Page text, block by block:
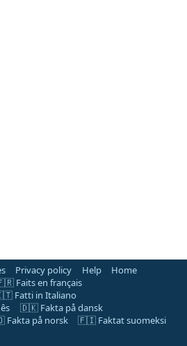
Privacy policy Help
Home
Faits en français
Fatti in Italiano
🇩🇰 Fakta på dansk
på norsk
🇫🇮 Faktat suomeksi